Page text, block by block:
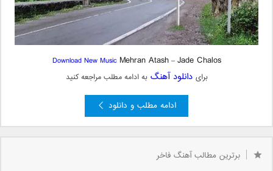
Download New Music Mehran Atash–Jade Chalos
برای دانلود آهنگ به ادامه مطلب مراجعه کنید
ادامه مطلب و دانلود
برترین مطالب آهنگ فاخر